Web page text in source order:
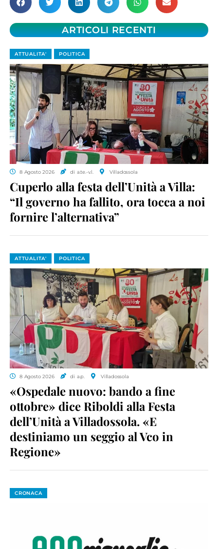
ARTICOLI RECENTI
ATTUALITA' POLITICA
8 Agosto 2026 di a.te.-v.l. Villadossola
Cuperlo alla festa dell’Unità a Villa:
“Il governo ha fallito, ora tocca a noi
fornire l’alternativa”
ATTUALITA' POLITICA
8 Agosto 2026 di a.p. Villadossola
«Ospedale nuovo: bando a fine
ottobre» dice Riboldi alla Festa
dell’Unità a Villadossola. «E
destiniamo un seggio al Vco in
Regione»
CRONACA